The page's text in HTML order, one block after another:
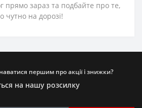
прямо зараз та подбайте про те,
чутно на дорозі!
першим про акції і знижки?
на нашу розсилку